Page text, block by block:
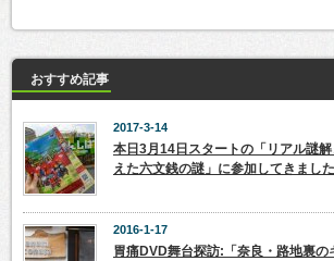
おすすめ記事
2017-3-14
本日3月14日スタートの「リアル謎
えた六文銭の謎」に参加してきました
2016-1-17
胃痛DVD舞台探訪:「奈良・路地裏